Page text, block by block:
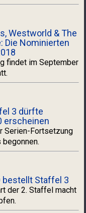
Westworld & The
Die Nominierten
findet im September
3 dürfte
erscheinen
Serien-Fortsetzung
bestellt Staffel 3
der 2. Staffel macht